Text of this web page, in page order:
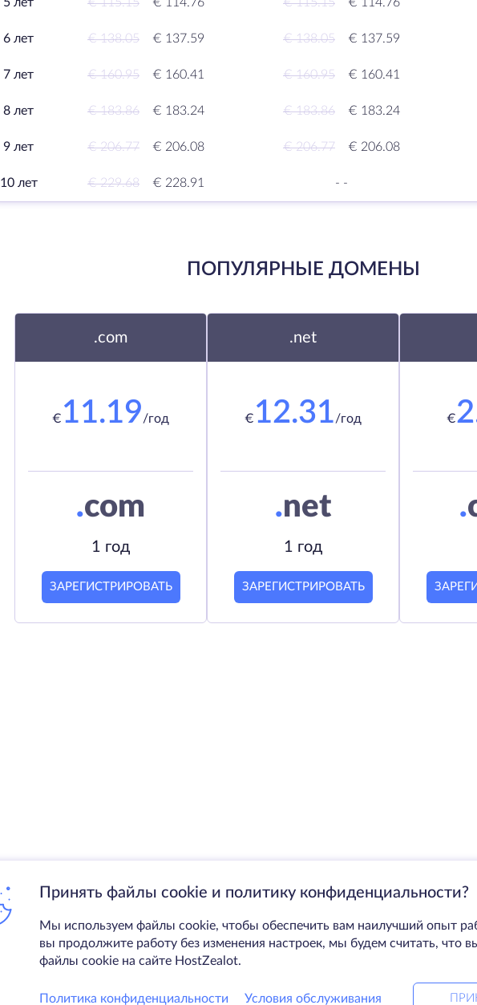
6 лет € 138.05 € 137.59 € 138.05 € 137.59
7 лет € 160.95 € 160.41 € 160.95 € 160.41
8 лет € 183.86 € 183.24 € 183.86 € 183.24
9 лет € 206.77 € 206.08 € 206.77 € 206.08
10 лет € 229.68 € 228.91 - -
ПОПУЛЯРНЫЕ ДОМЕНЫ
.com
€ 11.19/год
.com
1 год
ЗАРЕГИСТРИРОВАТЬ
.net
€ 12.31/год
.net
1 год
ЗАРЕГИСТРИРОВАТЬ
€
.
Принять файлы cookie и политику конфиденциальности?
Мы используем файлы cookie, чтобы обеспечить вам наилучший опыт
вы продолжите работу без изменения настроек, мы будем считать, что
файлы cookie на сайте HostZealot.
Политика конфиденциальности Условия обслуживания